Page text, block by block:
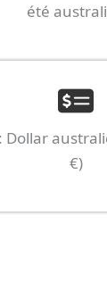
été
€)